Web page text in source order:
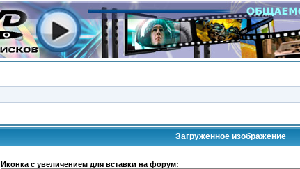
Загруженное изображение
Иконка с увеличением для вставки на форум: